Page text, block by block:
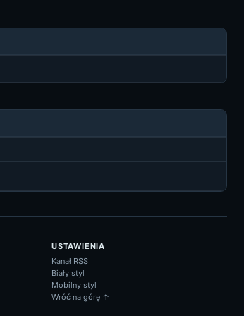
USTAWIENIA
Kanał RSS
Biały styl
Mobilny styl
Wróć na górę ↑